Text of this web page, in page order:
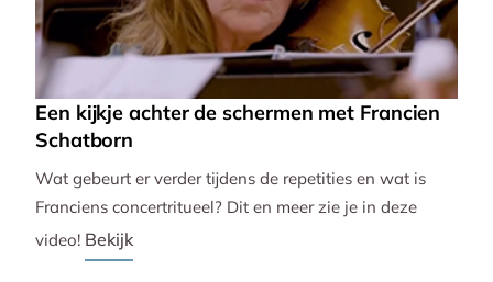
Een kijkje achter de schermen met Francien
Schatborn
Wat gebeurt er verder tijdens de repetities en wat is
Franciens concertritueel? Dit en meer zie je in deze
video! Bekijk